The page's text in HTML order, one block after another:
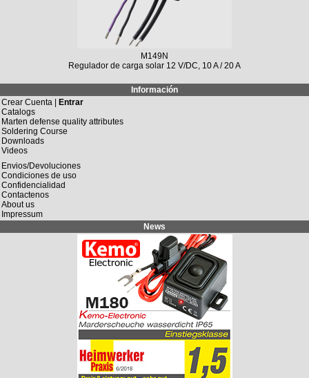
M149N
Regulador de carga solar 12 V/DC, 10 A / 20 A
Información
Crear Cuenta | Entrar
Catalogs
Marten defense quality attributes
Soldering Course
Downloads
Videos
Envios/Devoluciones
Condiciones de uso
Confidencialidad
Contactenos
About us
Impressum
News